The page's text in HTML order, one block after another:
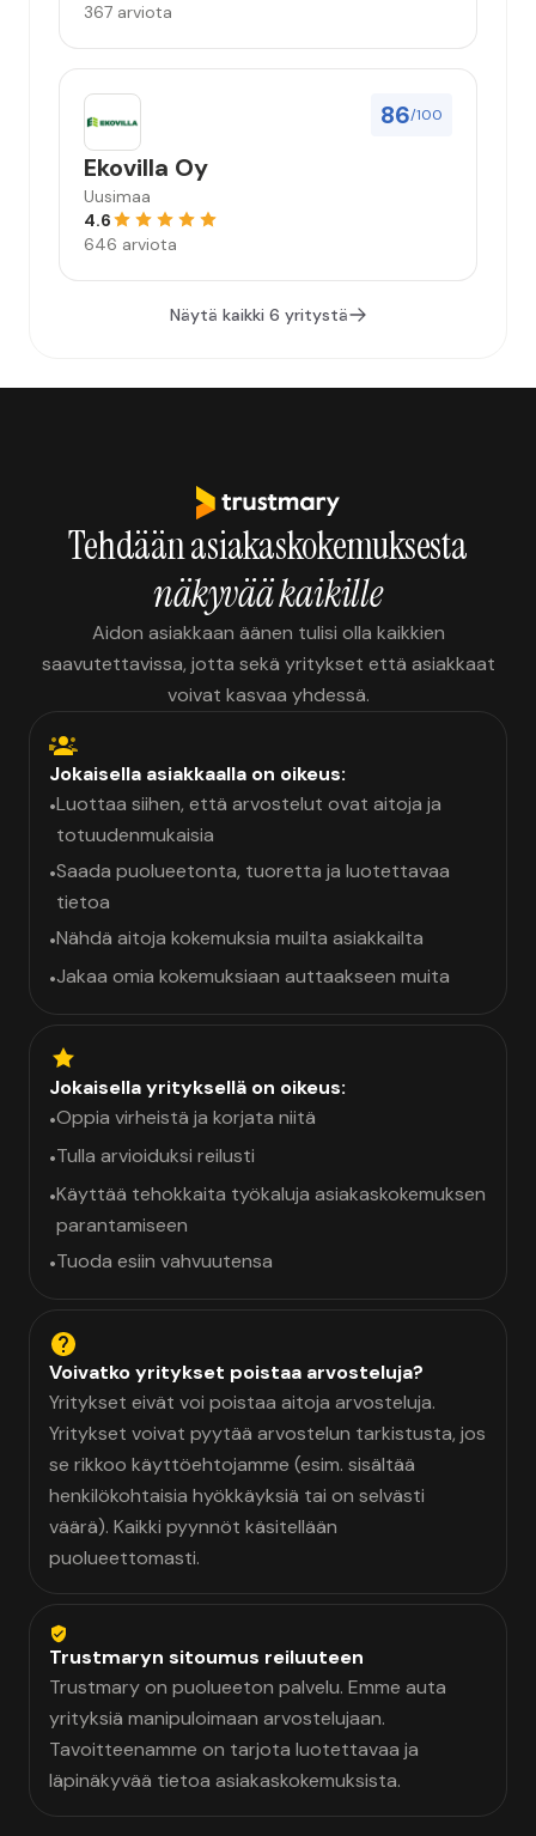
367 arviota
86/100
Ekovilla Oy
Uusimaa
4.6
646 arviota
Näytä kaikki 6 yritystä
Tehdään asiakaskokemuksesta
näkyvää kaikille
Aidon asiakkaan äänen tulisi olla kaikkien
saavutettavissa, jotta sekä yritykset että asiakkaat
voivat kasvaa yhdessä.
Jokaisella asiakkaalla on oikeus:
•Luottaa siihen, että arvostelut ovat aitoja ja
totuudenmukaisia
•Saada puolueetonta, tuoretta ja luotettavaa
tietoa
•Nähdä aitoja kokemuksia muilta asiakkailta
•Jakaa omia kokemuksiaan auttaakseen muita
Jokaisella yrityksellä on oikeus:
•Oppia virheistä ja korjata niitä
•Tulla arvioiduksi reilusti
•Käyttää tehokkaita työkaluja asiakaskokemuksen
parantamiseen
•Tuoda esiin vahvuutensa
Voivatko yritykset poistaa arvosteluja?
Yritykset eivät voi poistaa aitoja arvosteluja.
Yritykset voivat pyytää arvostelun tarkistusta, jos
se rikkoo käyttöehtojamme (esim. sisältää
henkilökohtaisia hyökkäyksiä tai on selvästi
väärä). Kaikki pyynnöt käsitellään
puolueettomasti.
Trustmaryn sitoumus reiluuteen
Trustmary on puolueeton palvelu. Emme auta
yrityksiä manipuloimaan arvostelujaan.
Tavoitteenamme on tarjota luotettavaa ja
läpinäkyvää tietoa asiakaskokemuksista.